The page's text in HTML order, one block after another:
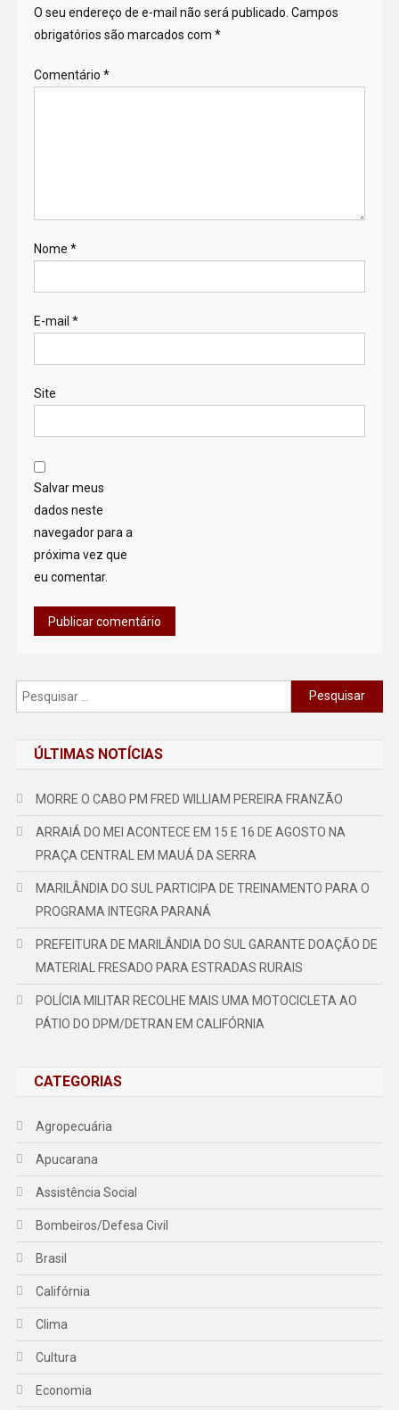
O seu endereço de e-mail não será publicado. Campos
obrigatórios são marcados com *
Comentário *
Nome *
E-mail *
Site
Salvar meus
dados neste
navegador para a
próxima vez que
eu comentar.
Pesquisar
por:
ÚLTIMAS NOTÍCIAS
MORRE O CABO PM FRED WILLIAM PEREIRA FRANZÃO
ARRAIÁ DO MEI ACONTECE EM 15 E 16 DE AGOSTO NA
PRAÇA CENTRAL EM MAUÁ DA SERRA
MARILÂNDIA DO SUL PARTICIPA DE TREINAMENTO PARA O
PROGRAMA INTEGRA PARANÁ
PREFEITURA DE MARILÂNDIA DO SUL GARANTE DOAÇÃO DE
MATERIAL FRESADO PARA ESTRADAS RURAIS
POLÍCIA MILITAR RECOLHE MAIS UMA MOTOCICLETA AO
PÁTIO DO DPM/DETRAN EM CALIFÓRNIA
CATEGORIAS
Agropecuária
Apucarana
Assistência Social
Bombeiros/Defesa Civil
Brasil
Califórnia
Clima
Cultura
Economia